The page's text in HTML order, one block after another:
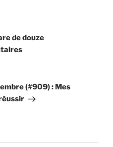
de douze
(#909) : Mes